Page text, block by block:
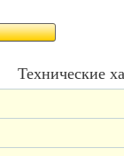
Технические